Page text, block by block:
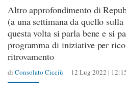
Altro approfondimento di
(a una settimana da quello
questa volta si parla bene e si
programma di iniziative per
ritrovamento
di Consolato Cicciù 12 Lug 2022 |